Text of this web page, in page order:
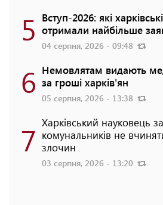
5 Вступ-2026: які
отримали найбільше заяв
04 серпня, 2026 - 09:48
6 Немовлятам видають
за гроші харків'ян
05 серпня, 2026 - 13:38
7 Харківський науковець
комунальників не
злочин
03 серпня, 2026 - 13:20